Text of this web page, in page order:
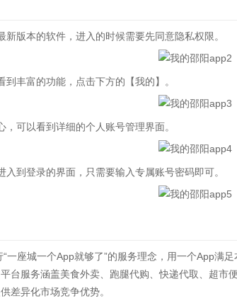
版本的软件，进入的时候需要先同意隐私权限。
丰富的功能，点击下方的【我的】。
可以看到详细的个人账号管理界面。
到登录的界面，只需要输入专属账号密码即可。
座城一个App就够了”的服务理念，用一个App满足
台服务涵盖美食外卖、跑腿代购、快递代取、超市
差异化市场竞争优势。